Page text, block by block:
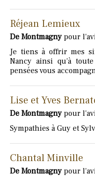
Réjean Lemieux
De Montmagny pour
Je tiens à offrir mes
Nancy ainsi qu'à
pensées vous
Lise et Yves
De Montmagny pour
Sympathies à Guy et
Chantal Minville
De Montmagny pour